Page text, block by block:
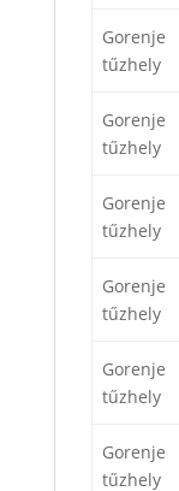
Gorenje
tűzhely
Gorenje
tűzhely
Gorenje
tűzhely
Gorenje
tűzhely
Gorenje
tűzhely
Gorenje
tűzhely